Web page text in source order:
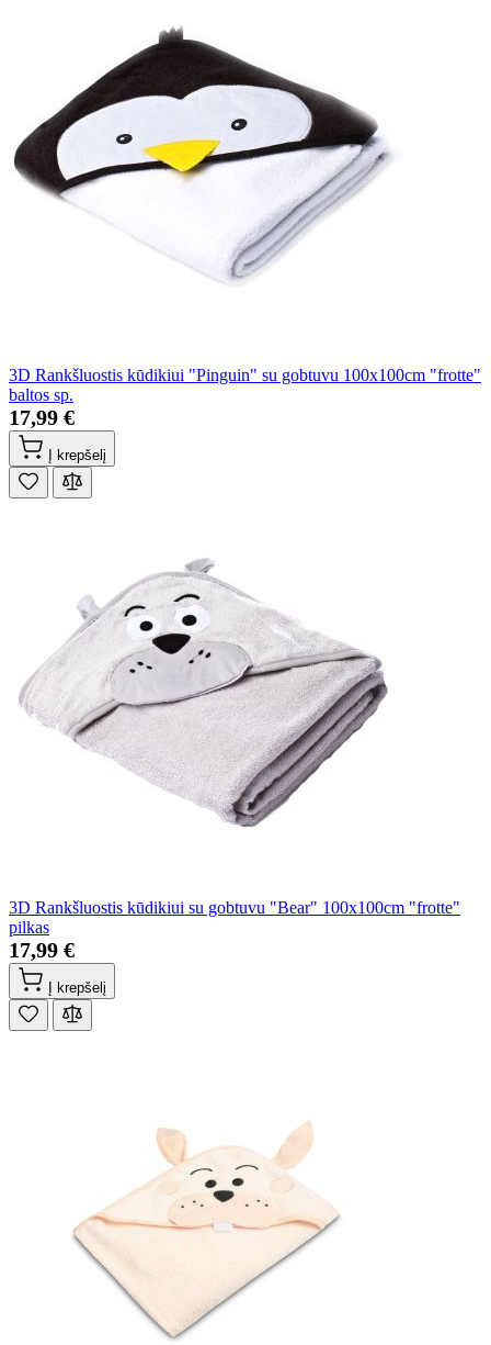
3D Rankšluostis kūdikiui "Pinguin" su gobtuvu 100x100cm "frotte"
baltos sp.
17,99 €
Į krepšelį
3D Rankšluostis kūdikiui su gobtuvu "Bear" 100x100cm "frotte"
pilkas
17,99 €
Į krepšelį